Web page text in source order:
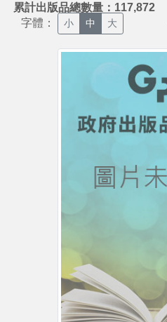
累計出版品總數量：117,872
字體： 小 中 大